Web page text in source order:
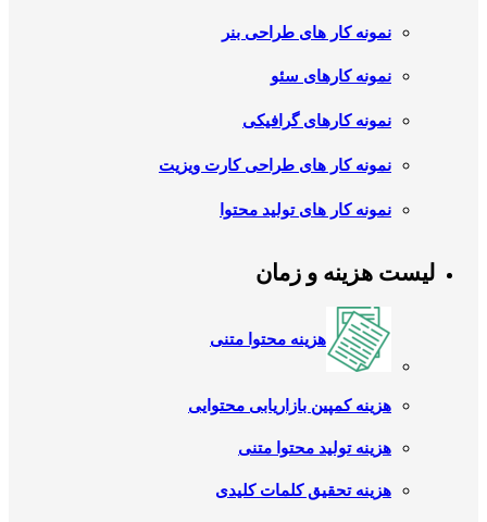
نمونه کار های طراحی بنر
نمونه کارهای سئو
نمونه کارهای گرافیکی
نمونه کار های طراحی کارت ویزیت
نمونه کار های تولید محتوا
لیست هزینه و زمان
هزینه محتوا متنی
هزینه کمپین بازاریابی محتوایی
هزینه تولید محتوا متنی
هزینه تحقیق کلمات کلیدی